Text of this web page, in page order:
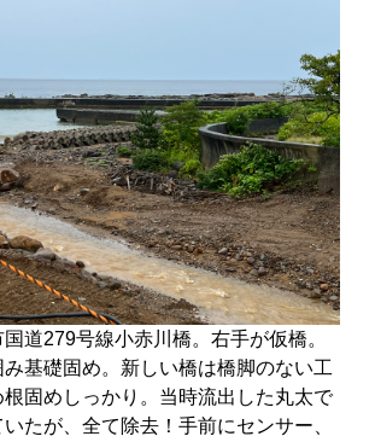
道279号線小赤川橋。右手が仮橋。
基礎固め。新しい橋は橋脚のない工
固めしっかり。当時流出した丸太で
たが、全て除去！手前にセンサー、